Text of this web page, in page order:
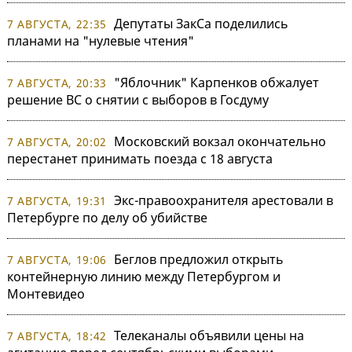
7 АВГУСТА, 22:35 Депутаты ЗакСа поделились
планами на "нулевые чтения"
7 АВГУСТА, 20:33
"Яблочник" Карпенков обжалует
решение ВС о снятии с выборов в Госдуму
7 АВГУСТА, 20:02
Московский вокзал окончательно
перестанет принимать поезда с 18 августа
7 АВГУСТА, 19:31
Экс-правоохранителя арестовали в
Петербурге по делу об убийстве
7 АВГУСТА, 19:06
Беглов предложил открыть
контейнерную линию между Петербургом и
Монтевидео
7 АВГУСТА, 18:42 Телеканалы объявили цены на